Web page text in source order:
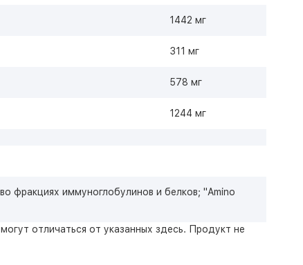
1442 мг
311 мг
578 мг
1244 мг
фракциях иммуноглобулинов и белков; "Amino
отличаться от указанных здесь. Продукт не